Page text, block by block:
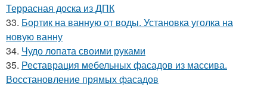
Террасная доска из ДПК
33. Бортик на ванную от воды. Установка уголка на
новую ванну
34. Чудо лопата своими руками
35. Реставрация мебельных фасадов из массива.
Восстановление прямых фасадов